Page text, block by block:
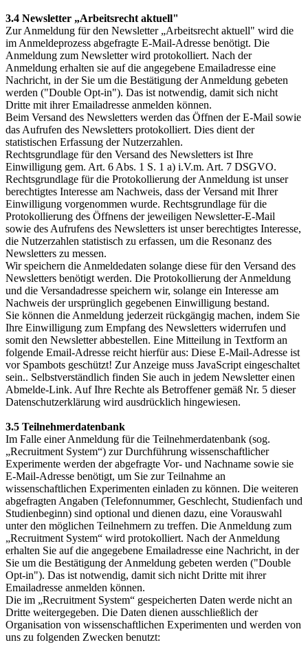
3.4 Newsletter „Arbeitsrecht aktuell"
Zur Anmeldung für den Newsletter „Arbeitsrecht aktuell" wird die
im Anmeldeprozess abgefragte E-Mail-Adresse benötigt. Die
Anmeldung zum Newsletter wird protokolliert. Nach der
Anmeldung erhalten sie auf die angegebene Emailadresse eine
Nachricht, in der Sie um die Bestätigung der Anmeldung gebeten
werden ("Double Opt-in"). Das ist notwendig, damit sich nicht
Dritte mit ihrer Emailadresse anmelden können.
Beim Versand des Newsletters werden das Öffnen der E-Mail sowie
das Aufrufen des Newsletters protokolliert. Dies dient der
statistischen Erfassung der Nutzerzahlen.
Rechtsgrundlage für den Versand des Newsletters ist Ihre
Einwilligung gem. Art. 6 Abs. 1 S. 1 a) i.V.m. Art. 7 DSGVO.
Rechtsgrundlage für die Protokollierung der Anmeldung ist unser
berechtigtes Interesse am Nachweis, dass der Versand mit Ihrer
Einwilligung vorgenommen wurde. Rechtsgrundlage für die
Protokollierung des Öffnens der jeweiligen Newsletter-E-Mail
sowie des Aufrufens des Newsletters ist unser berechtigtes Interesse,
die Nutzerzahlen statistisch zu erfassen, um die Resonanz des
Newsletters zu messen.
Wir speichern die Anmeldedaten solange diese für den Versand des
Newsletters benötigt werden. Die Protokollierung der Anmeldung
und die Versandadresse speichern wir, solange ein Interesse am
Nachweis der ursprünglich gegebenen Einwilligung bestand.
Sie können die Anmeldung jederzeit rückgängig machen, indem Sie
Ihre Einwilligung zum Empfang des Newsletters widerrufen und
somit den Newsletter abbestellen. Eine Mitteilung in Textform an
folgende Email-Adresse reicht hierfür aus: Diese E-Mail-Adresse ist
vor Spambots geschützt! Zur Anzeige muss JavaScript eingeschaltet
sein.. Selbstverständlich finden Sie auch in jedem Newsletter einen
Abmelde-Link. Auf Ihre Rechte als Betroffener gemäß Nr. 5 dieser
Datenschutzerklärung wird ausdrücklich hingewiesen.
3.5 Teilnehmerdatenbank
Im Falle einer Anmeldung für die Teilnehmerdatenbank (sog.
„Recruitment System“) zur Durchführung wissenschaftlicher
Experimente werden der abgefragte Vor- und Nachname sowie sie
E-Mail-Adresse benötigt, um Sie zur Teilnahme an
wissenschaftlichen Experimenten einladen zu können. Die weiteren
abgefragten Angaben (Telefonnummer, Geschlecht, Studienfach und
Studienbeginn) sind optional und dienen dazu, eine Vorauswahl
unter den möglichen Teilnehmern zu treffen. Die Anmeldung zum
„Recruitment System“ wird protokolliert. Nach der Anmeldung
erhalten Sie auf die angegebene Emailadresse eine Nachricht, in der
Sie um die Bestätigung der Anmeldung gebeten werden ("Double
Opt-in"). Das ist notwendig, damit sich nicht Dritte mit ihrer
Emailadresse anmelden können.
Die im „Recruitment System“ gespeicherten Daten werde nicht an
Dritte weitergegeben. Die Daten dienen ausschließlich der
Organisation von wissenschaftlichen Experimenten und werden von
uns zu folgenden Zwecken benutzt: